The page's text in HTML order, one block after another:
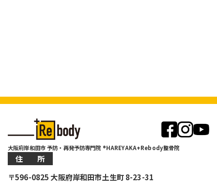
大阪府岸和田市 予防・再発予防専門院 ®HAREYAKA+Rebody整骨院
住 所
〒596-0825 大阪府岸和田市土生町 8-23-31